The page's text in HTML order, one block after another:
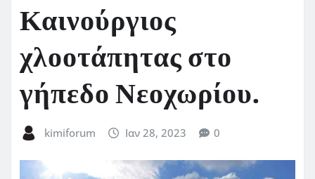
Καινούργιος
χλοοτάπητας στο
γήπεδο Νεοχωρίου.
kimiforum Ιαν 28, 2023 0